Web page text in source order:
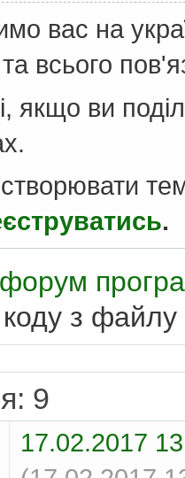
вас на
всього
якщо ви
.
з файлу
9
17.02.2017